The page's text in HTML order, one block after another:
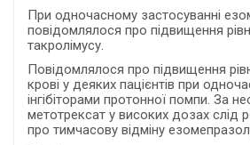
При одночасному застосуванні
повідомлялося про підвищення
такролімусу.
Повідомлялося про підвищення
крові у деяких пацієнтів при
інгібіторами протонної помпи. За
метотрексат у високих дозах слід
про тимчасову відміну